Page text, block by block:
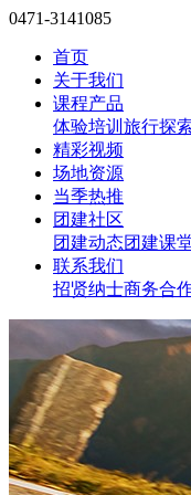
0471-3141085
首页
关于我们
课程产品
体验培训 旅行探
精彩视频
场地资源
当季热推
团建社区
团建动态团建课
联系我们
招贤纳士商务合